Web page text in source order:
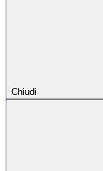
Chiudi